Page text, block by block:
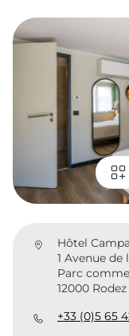
Hôtel
1 Avenue de
Parc
12000 Rodez
+33 (0)5 65